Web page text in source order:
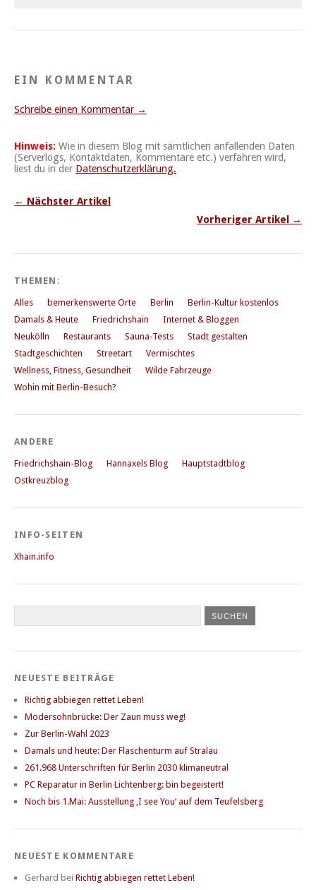
EIN KOMMENTAR
Schreibe einen Kommentar →
Hinweis: Wie in diesem Blog mit sämtlichen anfallenden Daten
(Serverlogs, Kontaktdaten, Kommentare etc.) verfahren wird,
liest du in der Datenschutzerklärung.
← Nächster Artikel
Vorheriger Artikel →
THEMEN:
Alles bemerkenswerte Orte Berlin
Berlin-Kultur kostenlos
Damals & Heute
Friedrichshain
Internet & Bloggen
Neukölln
Restaurants Sauna-Tests
Stadt gestalten
Stadtgeschichten
Streetart
Vermischtes
Wellness, Fitness, Gesundheit
Wilde Fahrzeuge
Wohin mit Berlin-Besuch?
ANDERE
Friedrichshain-Blog Hannaxels Blog
Hauptstadtblog
Ostkreuzblog
INFO-SEITEN
Xhain.info
NEUESTE BEITRÄGE
Richtig abbiegen rettet Leben!
Modersohnbrücke: Der Zaun muss weg!
Zur Berlin-Wahl 2023
Damals und heute: Der Flaschenturm auf Stralau
261.968 Unterschriften für Berlin 2030 klimaneutral
PC Reparatur in Berlin Lichtenberg: bin begeistert!
Noch bis 1.Mai: Ausstellung ‚I see You‘ auf dem Teufelsberg
NEUESTE KOMMENTARE
Gerhard bei Richtig abbiegen rettet Leben!